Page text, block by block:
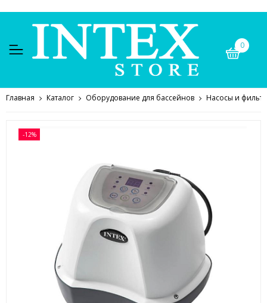
0
Главная Каталог Оборудование для бассейнов Насосы и
-12%